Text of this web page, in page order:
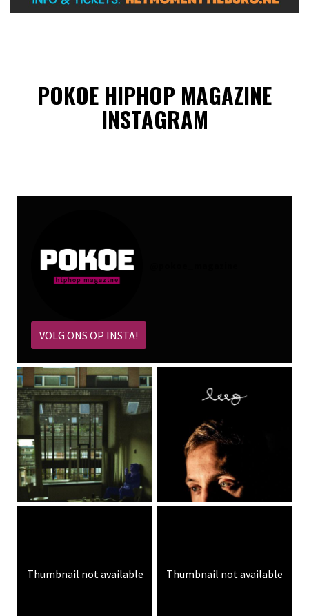
POKOE HIPHOP MAGAZINE
INSTAGRAM
VOLG ONS OP INSTA!
Thumbnail not available Thumbnail not available